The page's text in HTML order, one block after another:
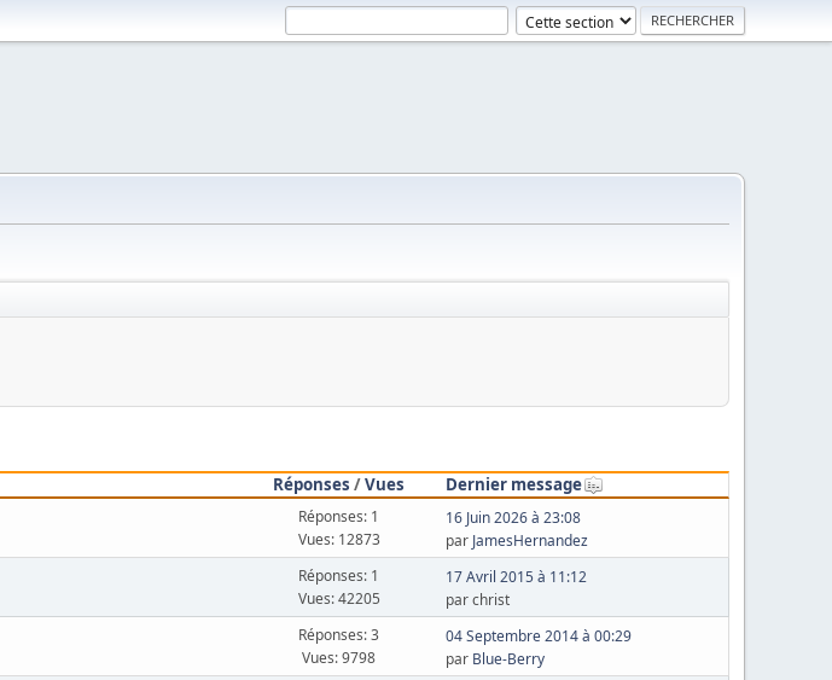
Réponses /Vues
Dernier message
Réponses: 1
Vues: 12873
16 Juin 2026 à 23:08
par JamesHernandez
Réponses: 1
Vues: 42205
17 Avril 2015 à 11:12
par christ
Réponses: 3
Vues: 9798
04 Septembre 2014 à 00:29
par Blue-Berry